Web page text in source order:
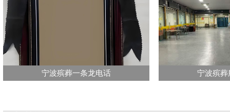
宁波殡葬一条龙电话 宁波殡葬